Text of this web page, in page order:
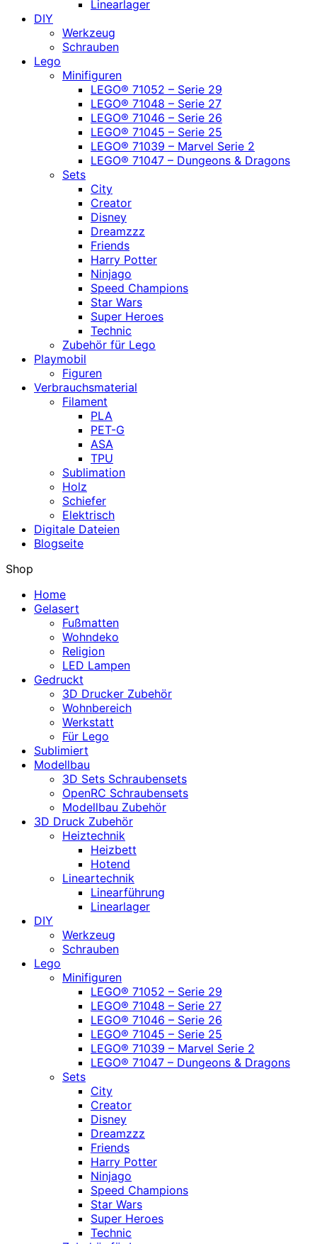
Linearlager
DIY
Werkzeug
Schrauben
Lego
Minifiguren
LEGO® 71052 – Serie 29
LEGO® 71048 – Serie 27
LEGO® 71046 – Serie 26
LEGO® 71045 – Serie 25
LEGO® 71039 – Marvel Serie 2
LEGO® 71047 – Dungeons & Dragons
Sets
City
Creator
Disney
Dreamzzz
Friends
Harry Potter
Ninjago
Speed Champions
Star Wars
Super Heroes
Technic
Zubehör für Lego
Playmobil
Figuren
Verbrauchsmaterial
Filament
PLA
PET-G
ASA
TPU
Sublimation
Holz
Schiefer
Elektrisch
Digitale Dateien
Blogseite
Shop
Home
Gelasert
Fußmatten
Wohndeko
Religion
LED Lampen
Gedruckt
3D Drucker Zubehör
Wohnbereich
Werkstatt
Für Lego
Sublimiert
Modellbau
3D Sets Schraubensets
OpenRC Schraubensets
Modellbau Zubehör
3D Druck Zubehör
Heiztechnik
Heizbett
Hotend
Lineartechnik
Linearführung
Linearlager
DIY
Werkzeug
Schrauben
Lego
Minifiguren
LEGO® 71052 – Serie 29
LEGO® 71048 – Serie 27
LEGO® 71046 – Serie 26
LEGO® 71045 – Serie 25
LEGO® 71039 – Marvel Serie 2
LEGO® 71047 – Dungeons & Dragons
Sets
City
Creator
Disney
Dreamzzz
Friends
Harry Potter
Ninjago
Speed Champions
Star Wars
Super Heroes
Technic